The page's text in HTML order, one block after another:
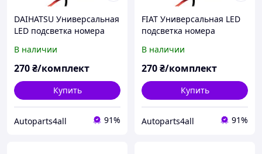
DAIHATSU Универсальная
LED подсветка номера
светодиодная фонарь
номерного знаку диодная
В наличии
270₴/комплект
Купить
Autoparts4all 91%
FIAT Универсальная LED
подсветка номера
светодиодная фонарь
номерного знаку диодная
В наличии
270₴/комплект
Купить
Autoparts4all 91%